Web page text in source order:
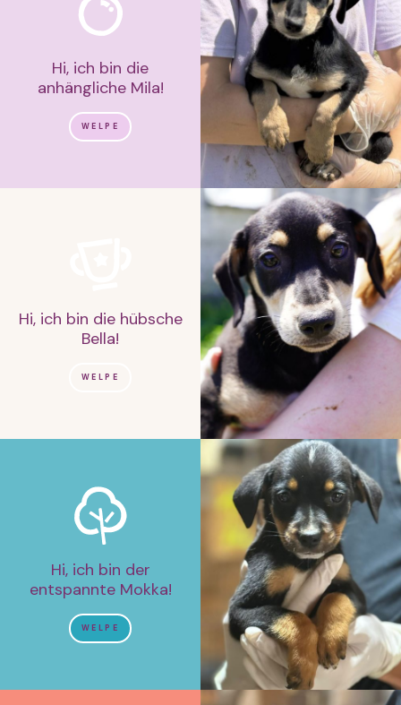
Hi, ich bin die
anhängliche Mila!
WELPE
Hi, ich bin die hübsche
Bella!
WELPE
Hi, ich bin der
entspannte Mokka!
WELPE